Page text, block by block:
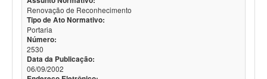
Renovação de Reconhecimento
Tipo de Ato Normativo:
Portaria
Número:
2530
Data da Publicação:
06/09/2002